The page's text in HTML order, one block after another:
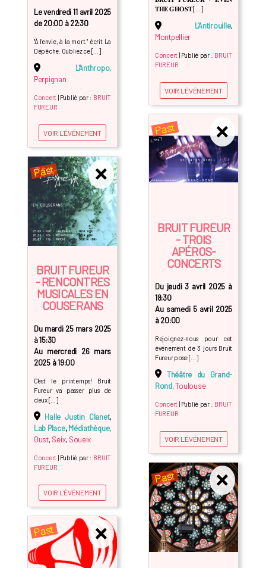
𝐓𝐇𝐄 𝐆𝐇𝐎𝐒𝐓 […]
L'Antirouille,
Montpellier
Concert | Publié par : BRUIT
FUREUR
VOIR L'ÉVÉNEMENT
Le vendredi 11 avril 2025
de 20:00 à 22:30
"À l'envie, à la mort." écrit La
Dépêche. Oubliez ce […]
L'Anthropo,
Perpignan
Concert | Publié par : BRUIT
FUREUR
VOIR L'ÉVÉNEMENT
BRUIT FUREUR
- TROIS
APÉROS-
CONCERTS
Du jeudi 3 avril 2025 à
18:30
Au samedi 5 avril 2025
à 20:00
Rejoignez-nous pour cet
événement de 3 jours Bruit
Fureur pose […]
Théâtre du Grand-
Rond,Toulouse
Concert | Publié par : BRUIT
FUREUR
VOIR L'ÉVÉNEMENT
Past
BRUIT FUREUR
- RENCONTRES
MUSICALES EN
COUSERANS
Du mardi 25 mars 2025
à 15:30
Au mercredi 26 mars
2025 à 19:00
C'est le printemps! Bruit
Fureur va passer plus de
deux […]
Halle Justin Clanet,
Lab Place,Médiathèque,
Oust,Seix, Soueix
Concert | Publié par : BRUIT
FUREUR
VOIR L'ÉVÉNEMENT
Past
Past
Past